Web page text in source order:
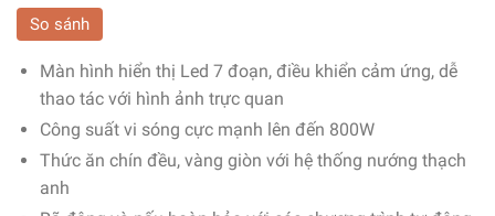
So sánh
Màn hình hiển thị Led 7 đoạn, điều khiển cảm ứng, dễ
thao tác với hình ảnh trực quan
Công suất vi sóng cực mạnh lên đến 800W
Thức ăn chín đều, vàng giòn với hệ thống nướng thạch
anh